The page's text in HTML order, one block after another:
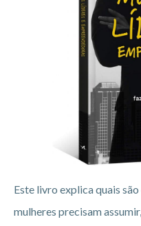
Este livro explica quais
mulheres precisam